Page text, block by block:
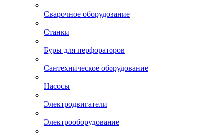
Сварочное оборудование
Станки
Буры для перфораторов
Сантехническое оборудование
Насосы
Электродвигатели
Электрооборудование